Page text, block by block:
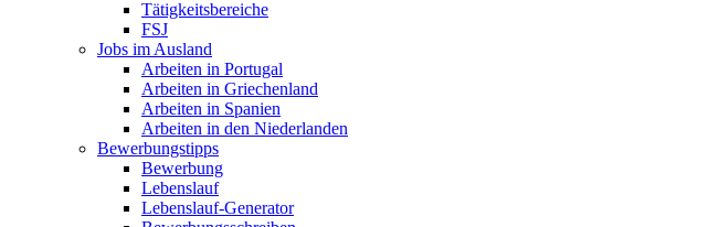
Tätigkeitsbereiche
FSJ
Jobs im Ausland
Arbeiten in Portugal
Arbeiten in Griechenland
Arbeiten in Spanien
Arbeiten in den Niederlanden
Bewerbungstipps
Bewerbung
Lebenslauf
Lebenslauf-Generator